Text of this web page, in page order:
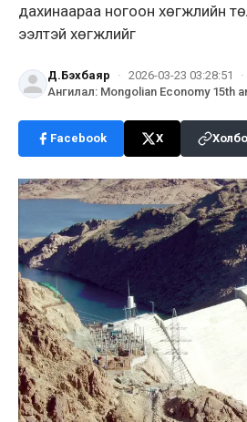
дахинаараа ногоон хөгжлийн
ээлтэй хөгжлийг
Д.Бэхбаяр · 2026-03-23 03:28:51
·
Ангилал: Mongolian Economy 15th
Facebook X